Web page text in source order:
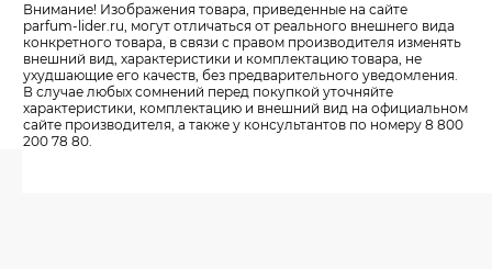
Внимание! Изображения товара, приведенные на сайте
parfum-lider.ru, могут отличаться от реального внешнего вида
конкретного товара, в связи с правом производителя изменять
внешний вид, характеристики и комплектацию товара, не
ухудшающие его качеств, без предварительного уведомления.
В случае любых сомнений перед покупкой уточняйте
характеристики, комплектацию и внешний вид на официальном
сайте производителя, а также у консультантов по номеру 8 800
200 78 80.